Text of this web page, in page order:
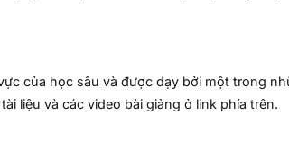
của học sâu và được dạy bởi một trong
liệu và các video bài giảng ở link phía trên.